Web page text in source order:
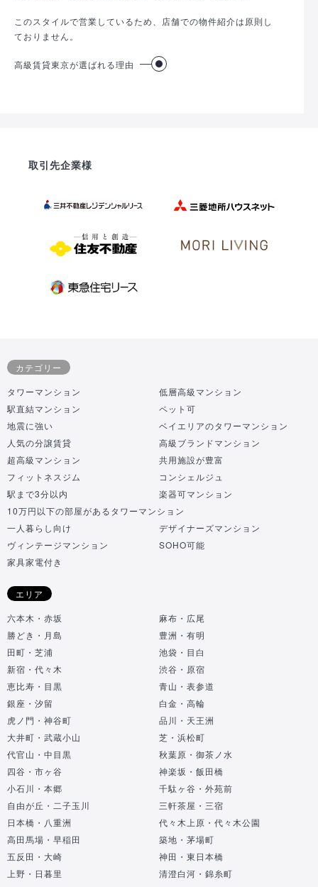
このスタイルで営業しているため、店舗での物件紹介は原則し
ておりません。
高級賃貸東京が選ばれる理由
取引先企業様
カテゴリー
タワーマンション
低層高級マンション
駅直結マンション
ペット可
地震に強い
ベイエリアのタワーマンション
人気の分譲賃貸
高級ブランドマンション
超高級マンション
共用施設が豊富
フィットネスジム
コンシェルジュ
駅まで3分以内
楽器可マンション
10万円以下の部屋があるタワーマンション
一人暮らし向け
デザイナーズマンション
ヴィンテージマンション
SOHO可能
家具家電付き
エリア
六本木・赤坂
麻布・広尾
勝どき・月島
豊洲・有明
田町・芝浦
池袋・目白
新宿・代々木
渋谷・原宿
恵比寿・目黒
青山・表参道
銀座・汐留
白金・高輪
虎ノ門・神谷町
品川・天王洲
大井町・武蔵小山
芝・浜松町
代官山・中目黒
秋葉原・御茶ノ水
四谷・市ヶ谷
神楽坂・飯田橋
小石川・本郷
千駄ヶ谷・外苑前
自由が丘・二子玉川
三軒茶屋・三宿
日本橋・八重洲
代々木上原・代々木公園
高田馬場・早稲田
築地・茅場町
五反田・大崎
神田・東日本橋
上野・日暮里
清澄白河・錦糸町